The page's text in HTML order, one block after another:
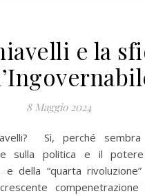
e la
8 Maggio 2024
sulla politica e il
e della “quarta